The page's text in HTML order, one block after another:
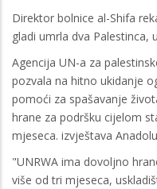
Direktor bolnice al-Shifa
gladi umrla dva Palestinca,
Agencija UN-a za
pozvala na hitno ukidanje
pomoći za spašavanje
hrane za podršku cijelom
mjeseca. izvještava
"UNRWA ima dovoljno
više od tri mjeseca,